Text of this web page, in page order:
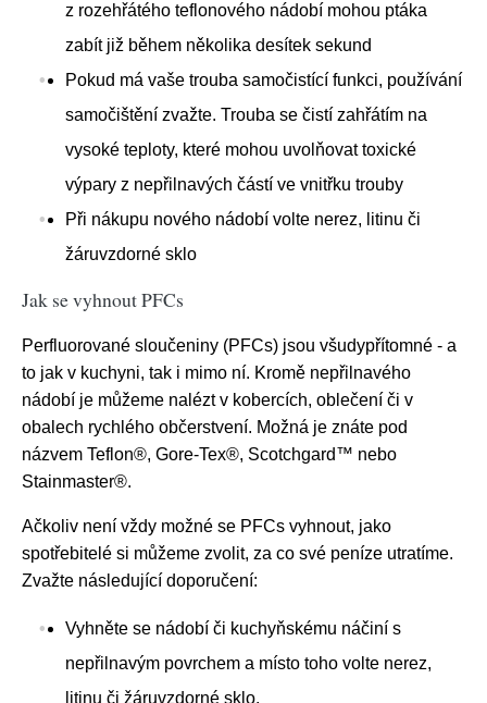
z rozehřátého teflonového nádobí mohou ptáka
zabít již během několika desítek sekund
Pokud má vaše trouba samočistící funkci, používání
samočištění zvažte. Trouba se čistí zahřátím na
vysoké teploty, které mohou uvolňovat toxické
výpary z nepřilnavých částí ve vnitřku trouby
Při nákupu nového nádobí volte nerez, litinu či
žáruvzdorné sklo
Jak se vyhnout PFCs
Perfluorované sloučeniny (PFCs) jsou všudypřítomné - a
to jak v kuchyni, tak i mimo ní. Kromě nepřilnavého
nádobí je můžeme nalézt v kobercích, oblečení či v
obalech rychlého občerstvení. Možná je znáte pod
názvem Teflon®, Gore-Tex®, Scotchgard™ nebo
Stainmaster®.
Ačkoliv není vždy možné se PFCs vyhnout, jako
spotřebitelé si můžeme zvolit, za co své peníze utratíme.
Zvažte následující doporučení:
Vyhněte se nádobí či kuchyňskému náčiní s
nepřilnavým povrchem a místo toho volte nerez,
litinu či žáruvzdorné sklo.